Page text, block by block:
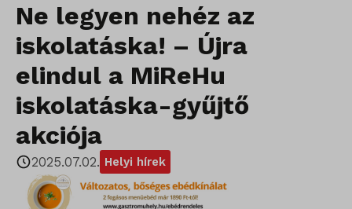
Ne legyen nehéz az
iskolatáska! – Újra
elindul a MiReHu
iskolatáska-gyűjtő
akciója
2025.07.02. Helyi hírek